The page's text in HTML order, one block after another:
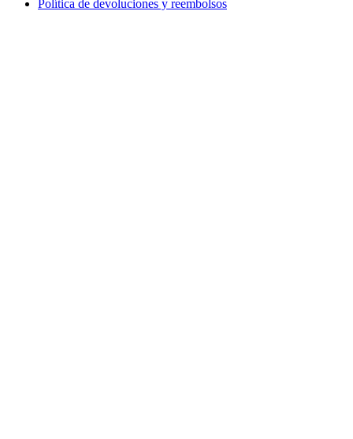
Política de devoluciones y reembolsos